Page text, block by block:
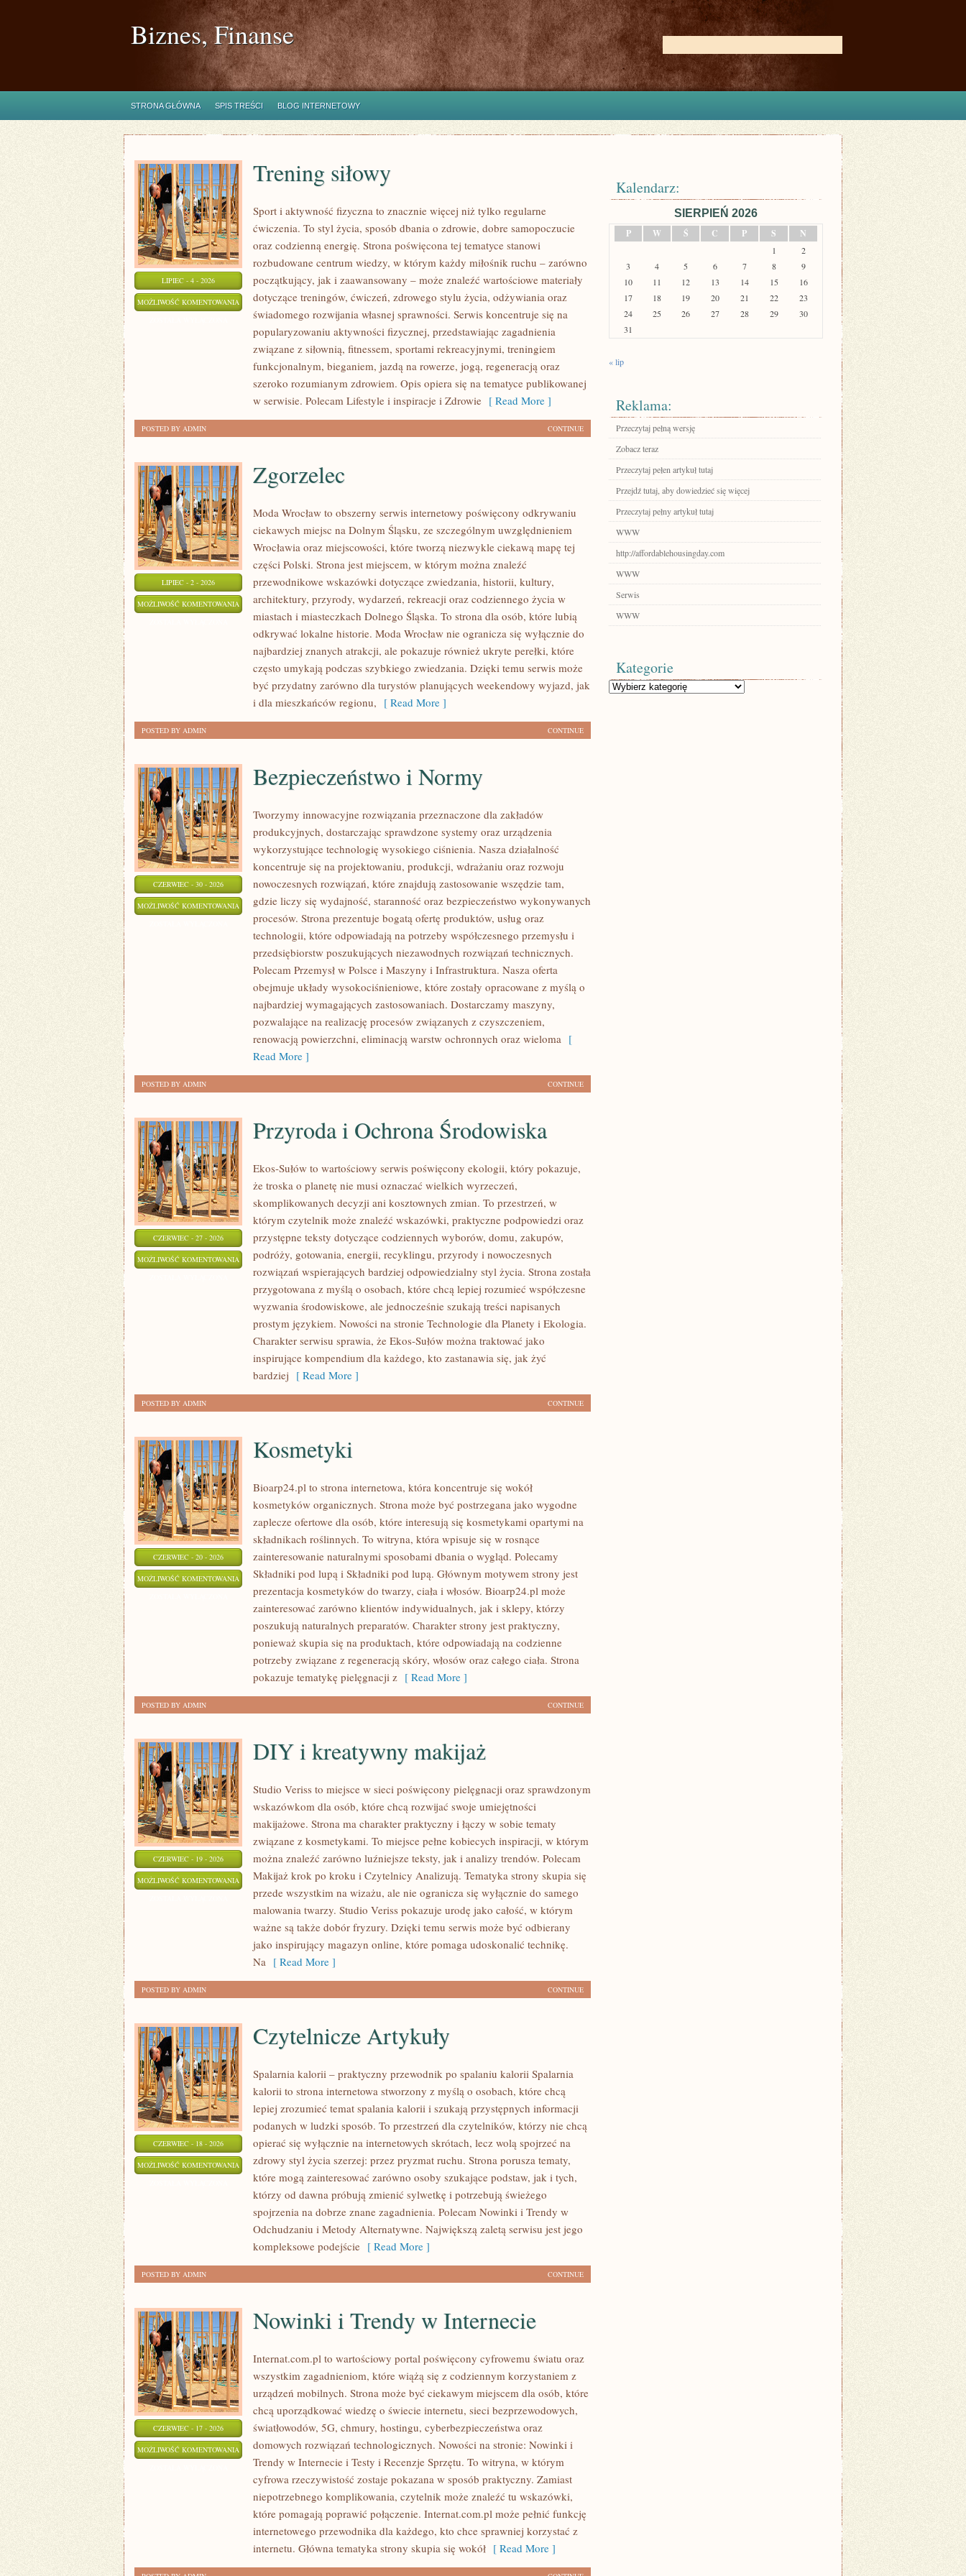
Biznes, Finanse
STRONA GŁÓWNA SPIS TREŚCI BLOG INTERNETOWY
LIPIEC - 4 - 2026
MOŻLIWOŚĆ KOMENTOWANIA TRENING
SIŁOWY
Trening siłowy
Sport i aktywność fizyczna to znacznie więcej niż tylko regularne
ćwiczenia. To styl życia, sposób dbania o zdrowie, dobre samopoczucie
oraz codzienną energię. Strona poświęcona tej tematyce stanowi
rozbudowane centrum wiedzy, w którym każdy miłośnik ruchu – zarówno
początkujący, jak i zaawansowany – może znaleźć wartościowe materiały
dotyczące treningów, ćwiczeń, zdrowego stylu życia, odżywiania oraz
świadomego rozwijania własnej sprawności. Serwis koncentruje się na
popularyzowaniu aktywności fizycznej, przedstawiając zagadnienia
związane z siłownią, fitnessem, sportami rekreacyjnymi, treningiem
funkcjonalnym, bieganiem, jazdą na rowerze, jogą, regeneracją oraz
szeroko rozumianym zdrowiem. Opis opiera się na tematyce publikowanej
w serwisie. Polecam Lifestyle i inspiracje i Zdrowie [ Read More ]
CONTINUE
POSTED BY ADMIN
LIPIEC - 2 - 2026
MOŻLIWOŚĆ KOMENTOWANIA ZGORZELEC
Zgorzelec
Moda Wrocław to obszerny serwis internetowy poświęcony odkrywaniu
ciekawych miejsc na Dolnym Śląsku, ze szczególnym uwzględnieniem
Wrocławia oraz miejscowości, które tworzą niezwykle ciekawą mapę tej
części Polski. Strona jest miejscem, w którym można znaleźć
przewodnikowe wskazówki dotyczące zwiedzania, historii, kultury,
architektury, przyrody, wydarzeń, rekreacji oraz codziennego życia w
miastach i miasteczkach Dolnego Śląska. To strona dla osób, które lubią
odkrywać lokalne historie. Moda Wrocław nie ogranicza się wyłącznie do
najbardziej znanych atrakcji, ale pokazuje również ukryte perełki, które
często umykają podczas szybkiego zwiedzania. Dzięki temu serwis może
być przydatny zarówno dla turystów planujących weekendowy wyjazd, jak
i dla mieszkańców regionu, [ Read More ]
CONTINUE
POSTED BY ADMIN
CZERWIEC - 30 - 2026
MOŻLIWOŚĆ KOMENTOWANIA BEZPIECZEŃSTWO
NORMY
Bezpieczeństwo i Normy
Tworzymy innowacyjne rozwiązania przeznaczone dla zakładów
produkcyjnych, dostarczając sprawdzone systemy oraz urządzenia
wykorzystujące technologię wysokiego ciśnienia. Nasza działalność
koncentruje się na projektowaniu, produkcji, wdrażaniu oraz rozwoju
nowoczesnych rozwiązań, które znajdują zastosowanie wszędzie tam,
gdzie liczy się wydajność, staranność oraz bezpieczeństwo wykonywanych
procesów. Strona prezentuje bogatą ofertę produktów, usług oraz
technologii, które odpowiadają na potrzeby współczesnego przemysłu i
przedsiębiorstw poszukujących niezawodnych rozwiązań technicznych.
Polecam Przemysł w Polsce i Maszyny i Infrastruktura. Nasza oferta
obejmuje układy wysokociśnieniowe, które zostały opracowane z myślą o
najbardziej wymagających zastosowaniach. Dostarczamy maszyny,
pozwalające na realizację procesów związanych z czyszczeniem,
renowacją powierzchni, eliminacją warstw ochronnych oraz wieloma [
Read More ]
CONTINUE
POSTED BY ADMIN
CZERWIEC - 27 - 2026
MOŻLIWOŚĆ KOMENTOWANIA PRZYRODA
OCHRONA
ŚRODOWISKA
Przyroda i Ochrona Środowiska
Ekos-Sułów to wartościowy serwis poświęcony ekologii, który pokazuje,
że troska o planetę nie musi oznaczać wielkich wyrzeczeń,
skomplikowanych decyzji ani kosztownych zmian. To przestrzeń, w
którym czytelnik może znaleźć wskazówki, praktyczne podpowiedzi oraz
przystępne teksty dotyczące codziennych wyborów, domu, zakupów,
podróży, gotowania, energii, recyklingu, przyrody i nowoczesnych
rozwiązań wspierających bardziej odpowiedzialny styl życia. Strona została
przygotowana z myślą o osobach, które chcą lepiej rozumieć współczesne
wyzwania środowiskowe, ale jednocześnie szukają treści napisanych
prostym językiem. Nowości na stronie Technologie dla Planety i Ekologia.
Charakter serwisu sprawia, że Ekos-Sułów można traktować jako
inspirujące kompendium dla każdego, kto zastanawia się, jak żyć
bardziej [ Read More ]
CONTINUE
POSTED BY ADMIN
CZERWIEC - 20 - 2026
MOŻLIWOŚĆ KOMENTOWANIA KOSMETYKI
Kosmetyki
Bioarp24.pl to strona internetowa, która koncentruje się wokół
kosmetyków organicznych. Strona może być postrzegana jako wygodne
zaplecze ofertowe dla osób, które interesują się kosmetykami opartymi na
składnikach roślinnych. To witryna, która wpisuje się w rosnące
zainteresowanie naturalnymi sposobami dbania o wygląd. Polecamy
Składniki pod lupą i Składniki pod lupą. Głównym motywem strony jest
prezentacja kosmetyków do twarzy, ciała i włosów. Bioarp24.pl może
zainteresować zarówno klientów indywidualnych, jak i sklepy, którzy
poszukują naturalnych preparatów. Charakter strony jest praktyczny,
ponieważ skupia się na produktach, które odpowiadają na codzienne
potrzeby związane z regeneracją skóry, włosów oraz całego ciała. Strona
pokazuje tematykę pielęgnacji z [ Read More ]
CONTINUE
POSTED BY ADMIN
CZERWIEC - 19 - 2026
MOŻLIWOŚĆ KOMENTOWANIA
KREATYWNY
MAKIJAŻ
DIY i kreatywny makijaż
Studio Veriss to miejsce w sieci poświęcony pielęgnacji oraz sprawdzonym
wskazówkom dla osób, które chcą rozwijać swoje umiejętności
makijażowe. Strona ma charakter praktyczny i łączy w sobie tematy
związane z kosmetykami. To miejsce pełne kobiecych inspiracji, w którym
można znaleźć zarówno luźniejsze teksty, jak i analizy trendów. Polecam
Makijaż krok po kroku i Czytelnicy Analizują. Tematyka strony skupia się
przede wszystkim na wizażu, ale nie ogranicza się wyłącznie do samego
malowania twarzy. Studio Veriss pokazuje urodę jako całość, w którym
ważne są także dobór fryzury. Dzięki temu serwis może być odbierany
jako inspirujący magazyn online, które pomaga udoskonalić technikę.
Na [ Read More ]
CONTINUE
POSTED BY ADMIN
CZERWIEC - 18 - 2026
MOŻLIWOŚĆ KOMENTOWANIA CZYTELNICZE
ARTYKUŁY
Czytelnicze Artykuły
Spalarnia kalorii – praktyczny przewodnik po spalaniu kalorii Spalarnia
kalorii to strona internetowa stworzony z myślą o osobach, które chcą
lepiej zrozumieć temat spalania kalorii i szukają przystępnych informacji
podanych w ludzki sposób. To przestrzeń dla czytelników, którzy nie chcą
opierać się wyłącznie na internetowych skrótach, lecz wolą spojrzeć na
zdrowy styl życia szerzej: przez pryzmat ruchu. Strona porusza tematy,
które mogą zainteresować zarówno osoby szukające podstaw, jak i tych,
którzy od dawna próbują zmienić sylwetkę i potrzebują świeżego
spojrzenia na dobrze znane zagadnienia. Polecam Nowinki i Trendy w
Odchudzaniu i Metody Alternatywne. Największą zaletą serwisu jest jego
kompleksowe podejście [ Read More ]
CONTINUE
POSTED BY ADMIN
CZERWIEC - 17 - 2026
MOŻLIWOŚĆ KOMENTOWANIA NOWINKI
TRENDY
INTERNECIE
Nowinki i Trendy w Internecie
Internat.com.pl to wartościowy portal poświęcony cyfrowemu światu oraz
wszystkim zagadnieniom, które wiążą się z codziennym korzystaniem z
urządzeń mobilnych. Strona może być ciekawym miejscem dla osób, które
chcą uporządkować wiedzę o świecie internetu, sieci bezprzewodowych,
światłowodów, 5G, chmury, hostingu, cyberbezpieczeństwa oraz
domowych rozwiązań technologicznych. Nowości na stronie: Nowinki i
Trendy w Internecie i Testy i Recenzje Sprzętu. To witryna, w którym
cyfrowa rzeczywistość zostaje pokazana w sposób praktyczny. Zamiast
niepotrzebnego komplikowania, czytelnik może znaleźć tu wskazówki,
które pomagają poprawić połączenie. Internat.com.pl może pełnić funkcję
internetowego przewodnika dla każdego, kto chce sprawniej korzystać z
internetu. Główna tematyka strony skupia się wokół [ Read More ]
Kalendarz:
SIERPIEŃ 2026
P
W Ś C P S N
1
2
3
4 5 6 7 8
9
10
11 12 13 14 15
16
17
18 19 20 21 22
23
24
25 26 27 28 29
30
31
« lip
Reklama:
Przeczytaj pełną wersję
Zobacz teraz
Przeczytaj pełen artykuł tutaj
Przejdź tutaj, aby dowiedzieć się więcej
Przeczytaj pełny artykuł tutaj
WWW
http://affordablehousingday.com
WWW
Serwis
WWW
Kategorie
Kategorie